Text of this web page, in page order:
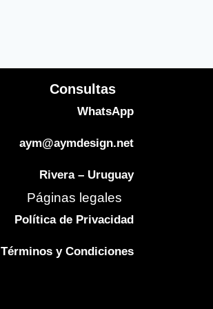
Consultas
WhatsApp
aym@aymdesign.net
Rivera – Uruguay
Páginas legales
Política de Privacidad
Términos y Condiciones